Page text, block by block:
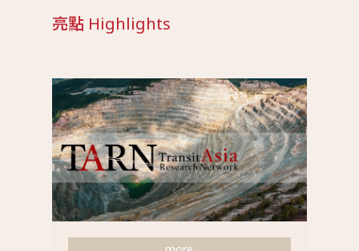
亮點 Highlights